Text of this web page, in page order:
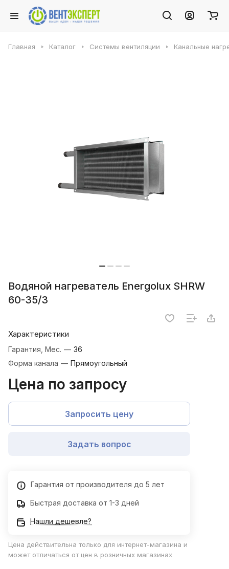
Главная Каталог Системы вентиляции Канальные
Водяной нагреватель Energolux SHRW
60-35/3
Характеристики
Гарантия, Мес. — 36
Форма канала — Прямоугольный
Цена по запросу
Запросить цену
Задать вопрос
Гарантия от производителя до 5 лет
Быстрая доставка от 1-3 дней
Нашли дешевле?
Цена действительна только для интернет-магазина и
может отличаться от цен в розничных магазинах